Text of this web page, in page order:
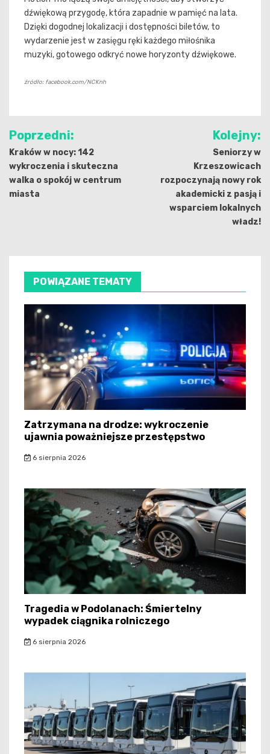
dźwiękową przygodę, która zapadnie w pamięć na lata.
Dzięki dogodnej lokalizacji i dostępności biletów, to
wydarzenie jest w zasięgu ręki każdego miłośnika
muzyki, gotowego odkryć nowe horyzonty dźwiękowe.
źródło: facebook.com/NCKnh
Nawigacja
wpisu
Poprzedni:
Kraków w nocy: 142
wykroczenia i skuteczna
walka o spokój w centrum
miasta
Kolejny:
Seniorzy w
Krzeszowicach
rozpoczynają nowy rok
akademicki z pasją i
wsparciem lokalnych
władz!
POWIĄZANE TEMATY
Zatrzymana na drodze: wykroczenie
ujawnia poważniejsze przestępstwo
6 sierpnia 2026
Tragedia w Podolanach: Śmiertelny
wypadek ciągnika rolniczego
6 sierpnia 2026